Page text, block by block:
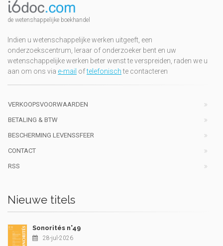
de wetenshappelijke boekhandel
Indien u wetenschappelijke werken uitgeeft, een
onderzoekscentrum, leraar of onderzoeker bent en uw
wetenschappelijke werken beter wenst te verspreiden, raden we u
aan om ons via e-mail oftelefonischte contacteren
VERKOOPSVOORWAARDEN
BETALING & BTW
BESCHERMING LEVENSSFEER
CONTACT
RSS
Nieuwe titels
Sonorités n°49
28-jul-2026